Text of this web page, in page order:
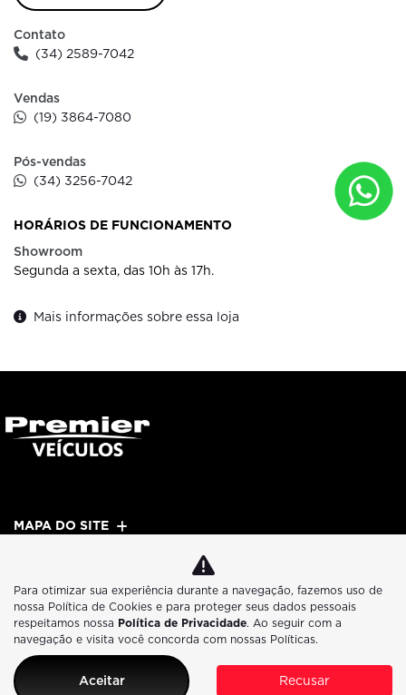
Contato
(34) 2589-7042
Vendas
(19) 3864-7080
Pós-vendas
(34) 3256-7042
HORÁRIOS DE FUNCIONAMENTO
Showroom
Segunda a sexta, das 10h às 17h.
Mais informações sobre essa loja
MAPA DO SITE
POLÍTICA DE PRIVACIDADE
No trânsito, enxergar o outro salva vidas.
Para otimizar sua experiência durante a navegação, fazemos uso de
nossa Política de Cookies e para proteger seus dados pessoais
respeitamos nossa Política de Privacidade. Ao seguir com a
navegação e visita você concorda com nossas Políticas.
Aceitar Recusar